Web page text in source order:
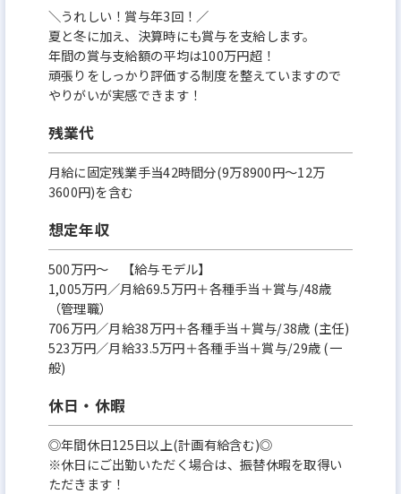
＼うれしい！賞与年3回！／
夏と冬に加え、決算時にも賞与を支給します。
年間の賞与支給額の平均は100万円超！
頑張りをしっかり評価する制度を整えていますので
やりがいが実感できます！
残業代
月給に固定残業手当42時間分(9万8900円～12万
3600円)を含む
想定年収
500万円〜 【給与モデル】
1,005万円／月給69.5万円＋各種手当＋賞与/48歳
（管理職）
706万円／月給38万円＋各種手当＋賞与/38歳 (主任)
523万円／月給33.5万円＋各種手当＋賞与/29歳 (一
般)
休日・休暇
◎年間休日125日以上(計画有給含む)◎
※休日にご出勤いただく場合は、振替休暇を取得い
ただきます！